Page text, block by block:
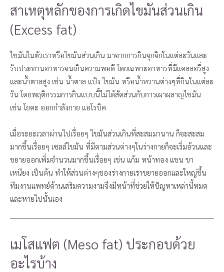
สาเหตุหลักของการเกิดไขมันส่วนเกิน
(Excess fat)
ไขมันในตัวเราหรือไขมันส่วนเกิน มาจากการกินจุกจิกในแต่ละวันและ
รับประทานอาหารจนเกินความพอดี โดยเฉพาะอาหารที่มีแคลลอรี่สูง
และน้ำตาลสูง เช่น น้ำตาล แป้ง ไขมัน หรือน้ำหวานต่างๆที่กินในแต่ละ
วัน โดยพฤติกรรมการกินแบบนี้ไม่ได้สัดส่วนกับการเผาผลาญไขมัน
เช่น โยคะ ออกกำลังกาย แอโรบิค
เมื่อระยะเวลาผ่านไปเรื่อยๆ ไขมันส่วนเกินที่สะสมมานาน ก็จะสะสม
มากขึ้นเรื่อยๆ เซลล์ไขมัน ที่มีตามส่วนต่างๆในร่างกายก็จะเริ่มอ้วนและ
ขยายออกเพิ่มจำนวนมากขึ้นเรื่อยๆ เช่น แก้ม หน้าทอง แขน ขา
เหนียง เป็นต้น ทำให้ส่วนต่างๆของร่างกายเราขยายออกและใหญ่ขึ้น
ทีมงานแพทย์ด้านเสริมความงามจึงมีหน้าที่ช่วยให้ปัญหาเหล่านี้หมด
และหายไปนั้นเอง
เมโสแฟต (Meso fat) ประกอบด้วย
อะไรบ้าง